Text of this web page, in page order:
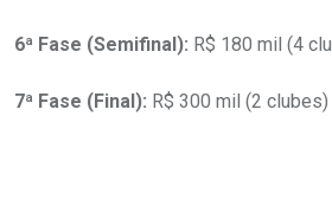
6ª Fase (Semifinal): R$ 180 mil (4
7ª Fase (Final): R$ 300 mil (2 clubes)